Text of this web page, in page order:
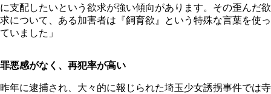
に支配したいという欲求が強い傾向があります。その歪んだ欲
求について、ある加害者は『飼育欲』という特殊な言葉を使っ
ていました」
罪悪感がなく、再犯率が高い
昨年に逮捕され、大々的に報じられた埼玉少女誘拐事件では寺